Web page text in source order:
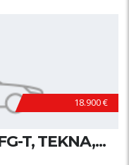
18.900 €
T, TEKNA,...